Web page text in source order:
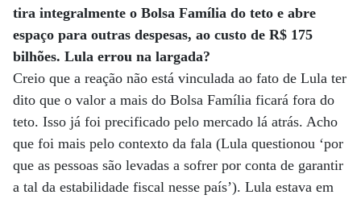
tira integralmente o Bolsa Família do teto e abre
espaço para outras despesas, ao custo de R$ 175
bilhões. Lula errou na largada?
Creio que a reação não está vinculada ao fato de Lula ter
dito que o valor a mais do Bolsa Família ficará fora do
teto. Isso já foi precificado pelo mercado lá atrás. Acho
que foi mais pelo contexto da fala (Lula questionou ‘por
que as pessoas são levadas a sofrer por conta de garantir
a tal da estabilidade fiscal nesse país’). Lula estava em